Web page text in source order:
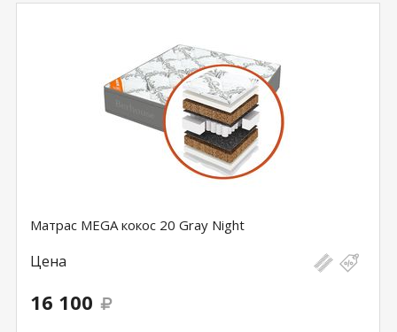
Матрас MEGA кокос 20 Gray Night
Цена
16 100